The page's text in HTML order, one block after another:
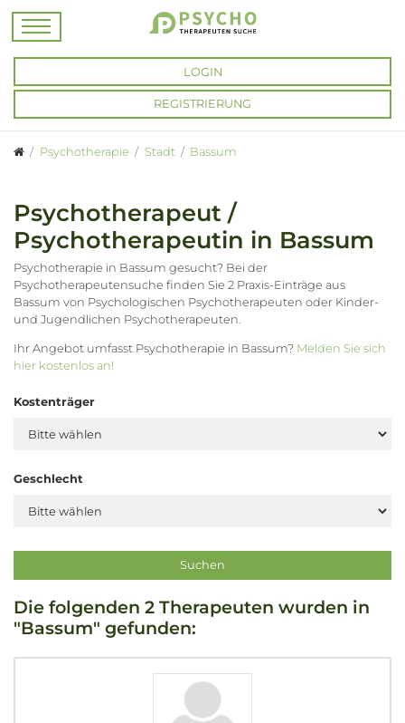
LOGIN
REGISTRIERUNG
Psychotherapie Stadt Bassum
Psychotherapeut /
Psychotherapeutin in Bassum
Psychotherapie in Bassum gesucht? Bei der
Psychotherapeutensuche finden Sie 2 Praxis-Einträge aus
Bassum von Psychologischen Psychotherapeuten oder Kinder-
und Jugendlichen Psychotherapeuten.
Ihr Angebot umfasst Psychotherapie in Bassum? Melden Sie sich
hier kostenlos an!
Kostenträger
Geschlecht
Die folgenden 2 Therapeuten wurden in
"Bassum" gefunden: